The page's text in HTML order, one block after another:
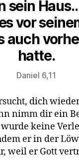
sein
vor
auch
hatte.
Daniel 6,11
dich
nimm dir ein
keine
er in der
weil er Gott